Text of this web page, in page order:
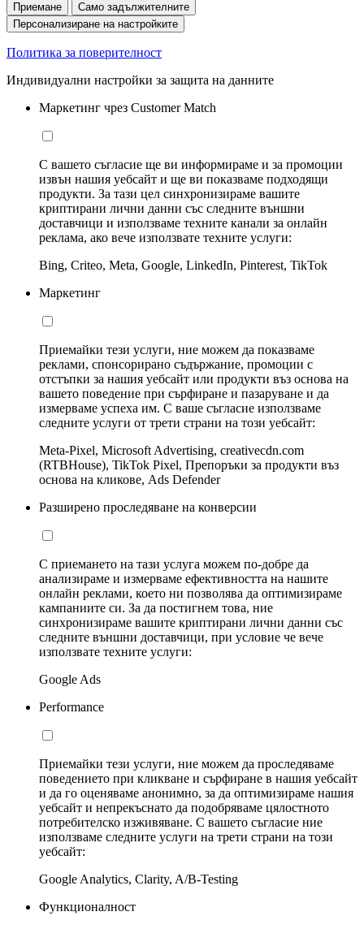
Приемане
Само задължителните
Персонализиране на настройките
Политика за поверителност
Индивидуални настройки за защита на данните
Маркетинг чрез Customer Match
С вашето съгласие ще ви информираме и за промоции
извън нашия уебсайт и ще ви показваме подходящи
продукти. За тази цел синхронизираме вашите
криптирани лични данни със следните външни
доставчици и използваме техните канали за онлайн
реклама, ако вече използвате техните услуги:
Bing, Criteo, Meta, Google, LinkedIn, Pinterest, TikTok
Маркетинг
Приемайки тези услуги, ние можем да показваме
реклами, спонсорирано съдържание, промоции с
отстъпки за нашия уебсайт или продукти въз основа на
вашето поведение при сърфиране и пазаруване и да
измерваме успеха им. С ваше съгласие използваме
следните услуги от трети страни на този уебсайт:
Meta-Pixel, Microsoft Advertising, creativecdn.com
(RTBHouse), TikTok Pixel, Препоръки за продукти въз
основа на кликове, Ads Defender
Разширено проследяване на конверсии
С приемането на тази услуга можем по-добре да
анализираме и измерваме ефективността на нашите
онлайн реклами, което ни позволява да оптимизираме
кампаниите си. За да постигнем това, ние
синхронизираме вашите криптирани лични данни със
следните външни доставчици, при условие че вече
използвате техните услуги:
Google Ads
Performance
Приемайки тези услуги, ние можем да проследяваме
поведението при кликване и сърфиране в нашия уебсайт
и да го оценяваме анонимно, за да оптимизираме нашия
уебсайт и непрекъснато да подобряваме цялостното
потребителско изживяване. С вашето съгласие ние
използваме следните услуги на трети страни на този
уебсайт:
Google Analytics, Clarity, A/B-Testing
Функционалност